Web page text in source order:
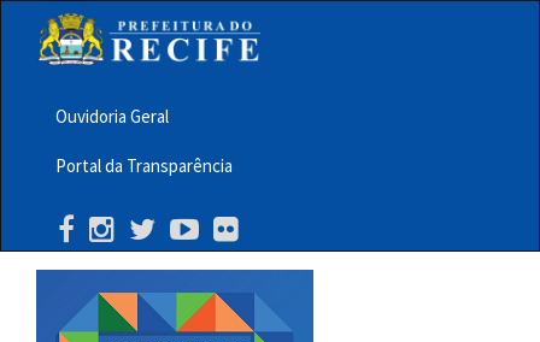
principalMenu
Barra
Topo
PCR
Ouvidoria Geral
Portal da Transparência